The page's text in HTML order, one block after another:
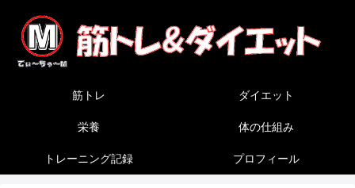
筋トレ ダイエット
栄養 体の仕組み
トレーニング記録 プロフィール